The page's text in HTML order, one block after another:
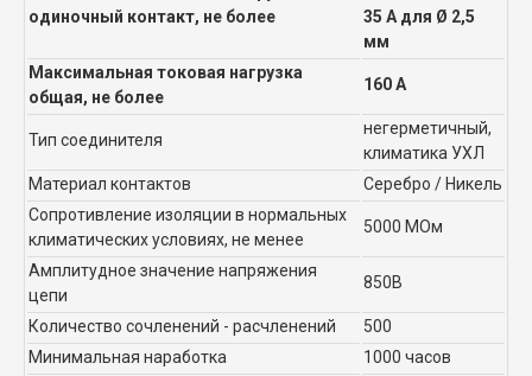
одиночный контакт, не более
35 А для Ø 2,5
мм
Максимальная токовая нагрузка
общая, не более
160 А
Тип соединителя
негерметичный,
климатика УХЛ
Материал контактов
Серебро / Никель
Сопротивление изоляции в нормальных
климатических условиях, не менее
5000 МОм
Амплитудное значение напряжения
цепи
850В
Количество сочленений - расчленений
500
Минимальная наработка
1000 часов